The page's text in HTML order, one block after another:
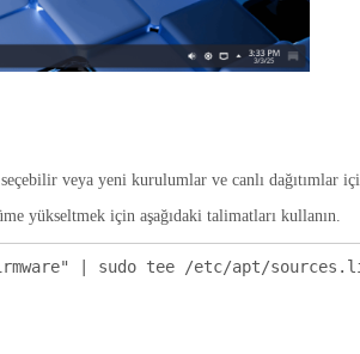
veya yeni kurulumlar ve canlı dağıtımlar
yükseltmek için aşağıdaki talimatları kullanın.
| sudo tee /etc/apt/